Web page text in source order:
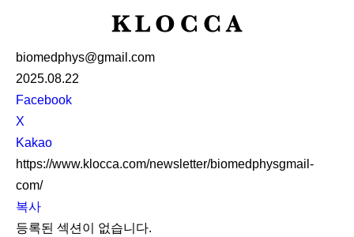
K
O
biomedphys@gmail.com
2025.08.22
S
N
S
S
h
a
r
Facebook
X
Kakao
https://www.klocca.com/newsletter/biomedphysgmail-
com/
복사
등록된 섹션이 없습니다.